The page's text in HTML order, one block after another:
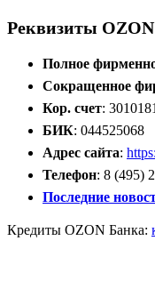
Реквизиты
Полное
Сокращенное
Кор. счет:
БИК: 044525068
Адрес сайта:
Телефон: 8 (495)
Последние
Кредиты OZON Банка: